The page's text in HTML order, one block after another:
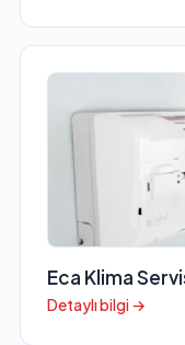
Eca Klima
Detaylı bilgi →